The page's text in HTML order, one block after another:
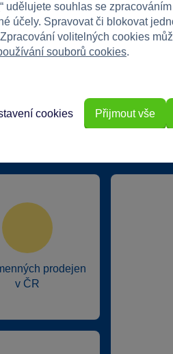
prodejen
v ČR
“ udělujete souhlas se
účely. Spravovat či blokovat
Zpracování volitelných cookies
souborů cookies.
cookies Přijmout vše